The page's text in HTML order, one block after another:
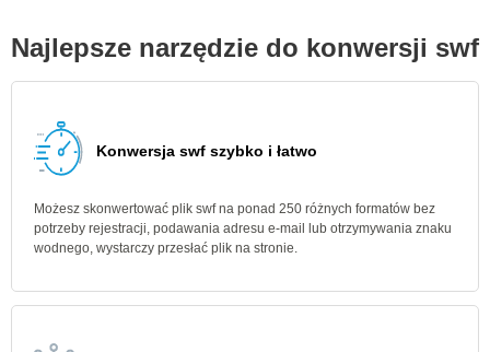
Najlepsze narzędzie do konwersji swf
Konwersja swf szybko i łatwo
Możesz skonwertować plik swf na ponad 250 różnych formatów bez
potrzeby rejestracji, podawania adresu e-mail lub otrzymywania znaku
wodnego, wystarczy przesłać plik na stronie.